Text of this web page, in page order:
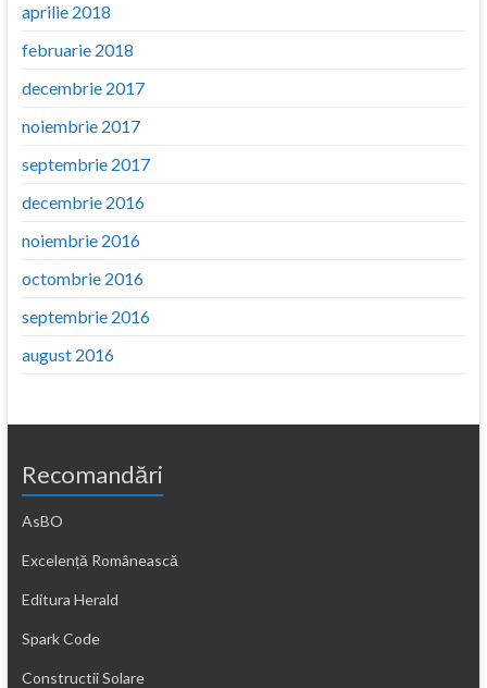
aprilie 2018
februarie 2018
decembrie 2017
noiembrie 2017
septembrie 2017
decembrie 2016
noiembrie 2016
octombrie 2016
septembrie 2016
august 2016
Recomandări
AsBO
Excelență Românească
Editura Herald
Spark Code
Constructii Solare